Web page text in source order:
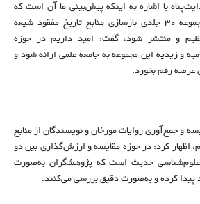
با اشاره به اینکه پیش‌بینی ما آن است که
طی سه سال آینده این مجموعه ۳۰ جلدی بازسازی منابع تاریخ مفقود شیعه
و منتشر شود، گفت: امید داریم در حوزه
و زیدیه این مجموعه به جامعه علمی ارائه شود و
عرصه رقم بخورد.
و جمع‌آوری روایات مورخان و نویسندگان از منابع
اظهار کرد: در حوزه مقایسه و ارزش‌گذاری بین دو
علوم‌شناسی حدیث است که پژوهشگران به‌صورت
کرده و به‌صورت دقیق بررسی می‌کنند.